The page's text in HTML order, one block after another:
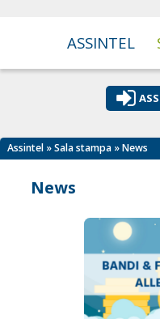
ASSINTEL
Assintel »Sala stampa » News
News